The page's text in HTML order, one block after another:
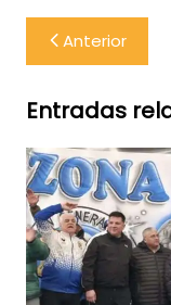
de
entradas
Anterior
Entradas